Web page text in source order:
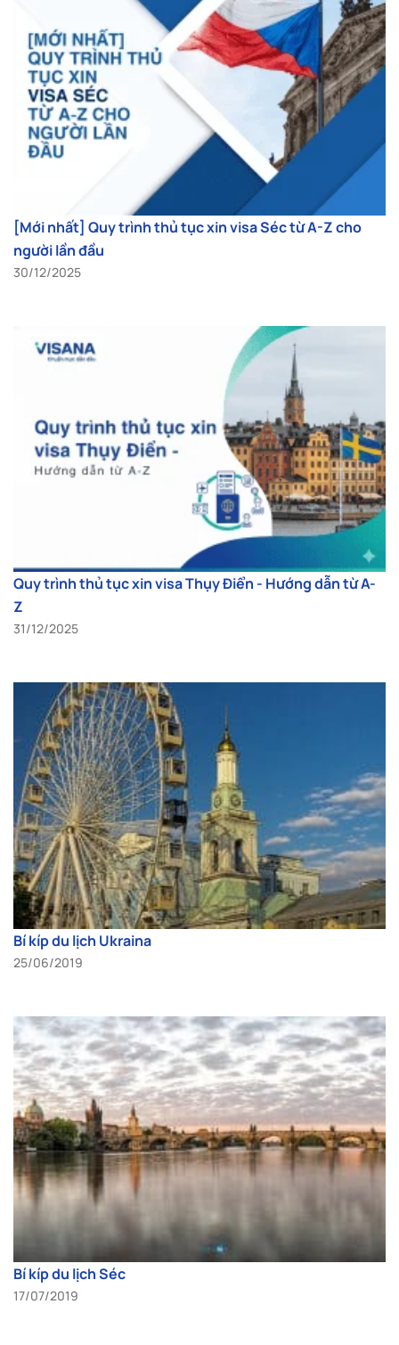
[Mới nhất] Quy trình thủ tục xin visa Séc từ A-Z cho
người lần đầu
30/12/2025
Quy trình thủ tục xin visa Thụy Điển - Hướng dẫn từ A-
Z
31/12/2025
Bí kíp du lịch Ukraina
25/06/2019
Bí kíp du lịch Séc
17/07/2019